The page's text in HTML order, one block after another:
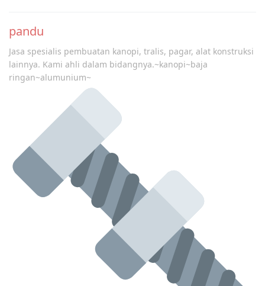
pandu
Jasa spesialis pembuatan kanopi, tralis, pagar, alat konstruksi
lainnya. Kami ahli dalam bidangnya.~kanopi~baja
ringan~alumunium~